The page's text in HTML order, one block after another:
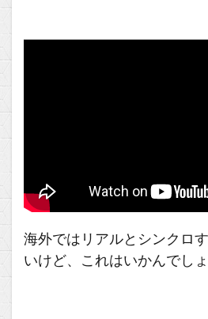
海外ではリアルとシンクロ
いけど、これはいかんでしょ